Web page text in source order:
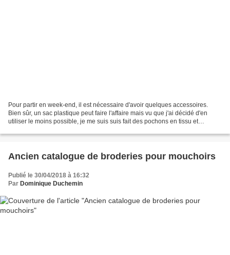
Pour partir en week-end, il est nécessaire d'avoir quelques accessoires.
Bien sûr, un sac plastique peut faire l'affaire mais vu que j'ai décidé d'en
utiliser le moins possible, je me suis suis fait des pochons en tissu et
Ancien catalogue de broderies pour mouchoirs
Publié le 30/04/2018 à 16:32
Par Dominique Duchemin